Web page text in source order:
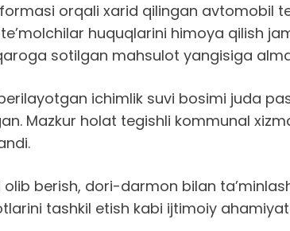
orqali xarid qilingan avtomobil
huquqlarini himoya qilish
sotilgan mahsulot yangisiga
ichimlik suvi bosimi juda
Mazkur holat tegishli kommunal
berish, dori-darmon bilan
tashkil etish kabi ijtimoiy